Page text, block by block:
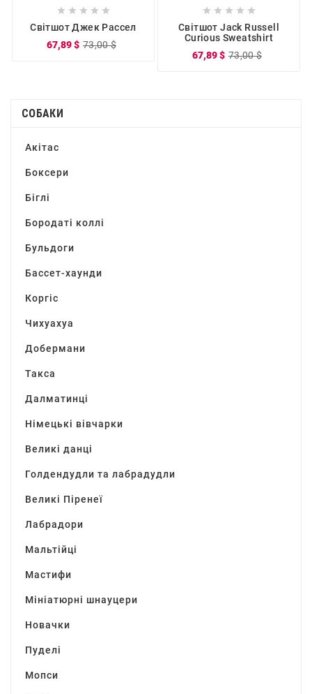
    
Світшот Джек Рассел
67,89 $ 73,00 $
    
Світшот Jack Russell
Curious Sweatshirt
67,89 $ 73,00 $
СОБАКИ
Акітас
Боксери
Біглі
Бородаті коллі
Бульдоги
Бассет-хаунди
Коргіс
Чихуахуа
Добермани
Такса
Далматинці
Німецькі вівчарки
Великі данці
Голдендудли та лабрадудли
Великі Піренеї
Лабрадори
Мальтійці
Мастифи
Мініатюрні шнауцери
Новачки
Пуделі
Мопси